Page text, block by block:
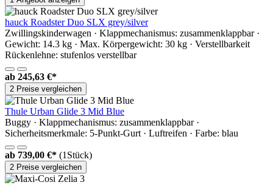
hauck Roadster Duo SLX grey/silver
Zwillingskinderwagen · Klappmechanismus: zusammenklappbar ·
Gewicht: 14.3 kg · Max. Körpergewicht: 30 kg · Verstellbarkeit
Rückenlehne: stufenlos verstellbar
ab 245,63 €*
2 Preise vergleichen
Thule Urban Glide 3 Mid Blue
Buggy · Klappmechanismus: zusammenklappbar ·
Sicherheitsmerkmale: 5-Punkt-Gurt · Luftreifen · Farbe: blau
ab 739,00 €* (1Stück)
2 Preise vergleichen